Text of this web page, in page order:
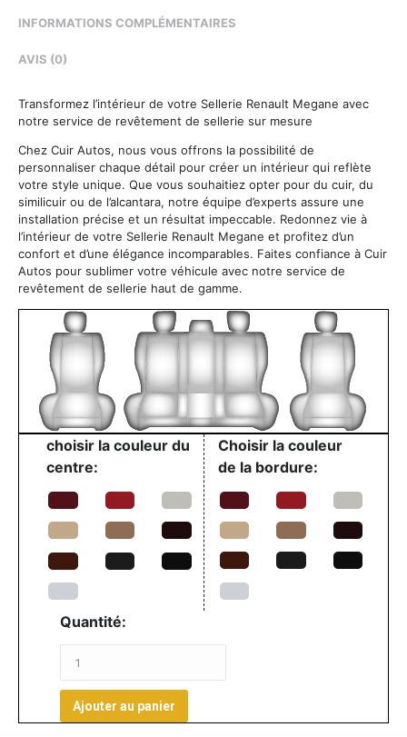
INFORMATIONS COMPLÉMENTAIRES
AVIS (0)
Transformez l’intérieur de votre Sellerie Renault Megane avec
notre service de revêtement de sellerie sur mesure
Chez Cuir Autos, nous vous offrons la possibilité de
personnaliser chaque détail pour créer un intérieur qui reflète
votre style unique. Que vous souhaitiez opter pour du cuir, du
similicuir ou de l’alcantara, notre équipe d’experts assure une
installation précise et un résultat impeccable. Redonnez vie à
l’intérieur de votre Sellerie Renault Megane et profitez d’un
confort et d’une élégance incomparables. Faites confiance à Cuir
Autos pour sublimer votre véhicule avec notre service de
revêtement de sellerie haut de gamme.
choisir la couleur du
centre:
Choisir la couleur
de la bordure:
Quantité:
Ajouter au panier